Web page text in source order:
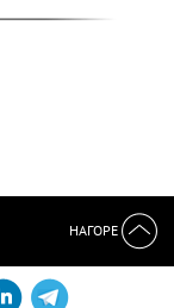
НАГОРЕ